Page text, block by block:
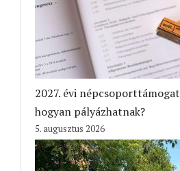
2027. évi
hogyan pályázhatnak?
5. augusztus 2026